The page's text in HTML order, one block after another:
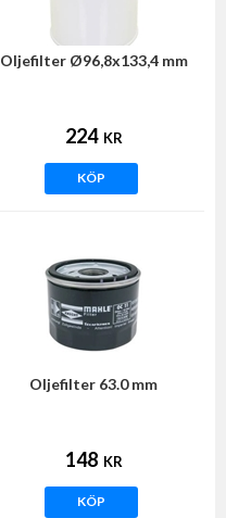
Oljefilter Ø96,8x133,4 mm
224 KR
KÖP
Oljefilter 63.0 mm
148 KR
KÖP